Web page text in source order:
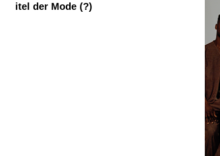
itel der Mode (?)